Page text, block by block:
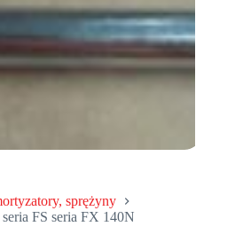
sprężyny
FS seria FX 140N